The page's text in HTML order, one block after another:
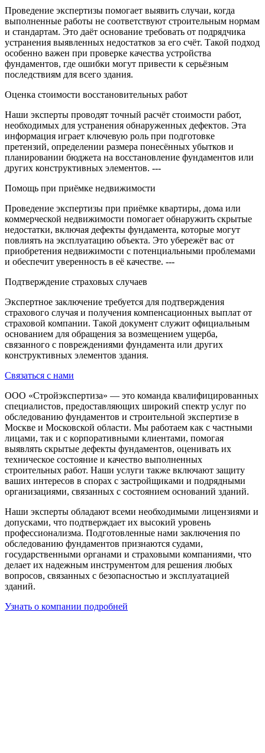
Проведение экспертизы помогает выявить случаи, когда
выполненные работы не соответствуют строительным нормам
и стандартам. Это даёт основание требовать от подрядчика
устранения выявленных недостатков за его счёт. Такой подход
особенно важен при проверке качества устройства
фундаментов, где ошибки могут привести к серьёзным
последствиям для всего здания.
Оценка стоимости восстановительных работ
Наши эксперты проводят точный расчёт стоимости работ,
необходимых для устранения обнаруженных дефектов. Эта
информация играет ключевую роль при подготовке
претензий, определении размера понесённых убытков и
планировании бюджета на восстановление фундаментов или
других конструктивных элементов. ---
Помощь при приёмке недвижимости
Проведение экспертизы при приёмке квартиры, дома или
коммерческой недвижимости помогает обнаружить скрытые
недостатки, включая дефекты фундамента, которые могут
повлиять на эксплуатацию объекта. Это убережёт вас от
приобретения недвижимости с потенциальными проблемами
и обеспечит уверенность в её качестве. ---
Подтверждение страховых случаев
Экспертное заключение требуется для подтверждения
страхового случая и получения компенсационных выплат от
страховой компании. Такой документ служит официальным
основанием для обращения за возмещением ущерба,
связанного с повреждениями фундамента или других
конструктивных элементов здания.
Связаться с нами
ООО «Стройэкспертиза» — это команда квалифицированных
специалистов, предоставляющих широкий спектр услуг по
обследованию фундаментов и строительной экспертизе в
Москве и Московской области. Мы работаем как с частными
лицами, так и с корпоративными клиентами, помогая
выявлять скрытые дефекты фундаментов, оценивать их
техническое состояние и качество выполненных
строительных работ. Наши услуги также включают защиту
ваших интересов в спорах с застройщиками и подрядными
организациями, связанных с состоянием оснований зданий.
Наши эксперты обладают всеми необходимыми лицензиями и
допусками, что подтверждает их высокий уровень
профессионализма. Подготовленные нами заключения по
обследованию фундаментов признаются судами,
государственными органами и страховыми компаниями, что
делает их надежным инструментом для решения любых
вопросов, связанных с безопасностью и эксплуатацией
зданий.
Узнать о компании подробней